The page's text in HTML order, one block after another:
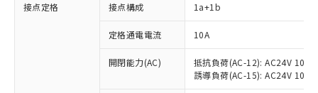
接点定格 接点構成 1a+1b
定格通電電流 10A
開閉能力(AC)
抵抗負荷(AC-12): AC24V 10A/
誘導負荷(AC-15): AC24V
※1 対応状況
対応済み：EU RoHS指令（10物質）の
非含有に対応した製品が提供可能な商品で